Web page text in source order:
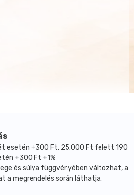
esetén +300 Ft, 25.000 Ft felett 190
+300 Ft +1%
és súlya függvényében változhat, a
a megrendelés során láthatja.